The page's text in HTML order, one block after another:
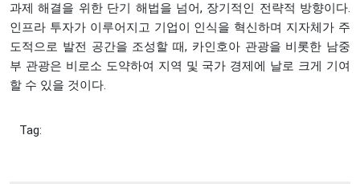
과제 해결을 위한 단기 해법을 넘어, 장기적인 전략적 방향이다.
인프라 투자가 이루어지고 기업이 인식을 혁신하며 지자체가 주
도적으로 발전 공간을 조성할 때, 카인호아 관광을 비롯한 남중
부 관광은 비로소 도약하여 지역 및 국가 경제에 날로 크게 기여
할 수 있을 것이다.
Tag: